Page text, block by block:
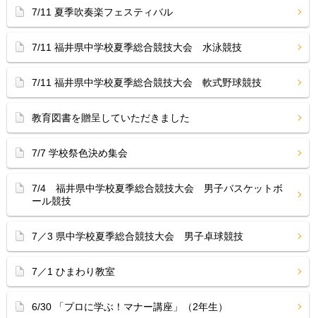
7/11 夏季吹奏楽フェスティバル
7/11 福井県中学校夏季総合競技大会 水泳競技
7/11 福井県中学校夏季総合競技大会 軟式野球競技
教育図書を贈呈していただきました
7/7 学校祭色決め集会
7/4 福井県中学校夏季総合競技大会 男子バスケットボ
ール競技
7／3 県中学校夏季総合競技大会 男子卓球競技
7／1 ひまわり教室
6/30 「プロに学ぶ！マナー講座」（2年生）